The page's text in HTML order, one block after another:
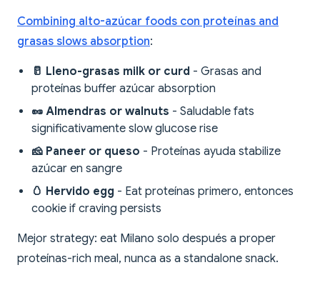
Combining alto-azúcar foods con proteínas and
grasas slows absorption:
🥛 Lleno-grasas milk or curd - Grasas and
proteínas buffer azúcar absorption
🥜 Almendras or walnuts - Saludable fats
significativamente slow glucose rise
🧀 Paneer or queso - Proteínas ayuda stabilize
azúcar en sangre
🥚 Hervido egg - Eat proteínas primero, entonces
cookie if craving persists
Mejor strategy: eat Milano solo después a proper
proteínas-rich meal, nunca as a standalone snack.